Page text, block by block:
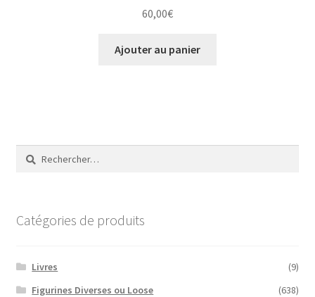
60,00€
Ajouter au panier
Rechercher :
Catégories de produits
Livres
(9)
Figurines Diverses ou Loose
(638)